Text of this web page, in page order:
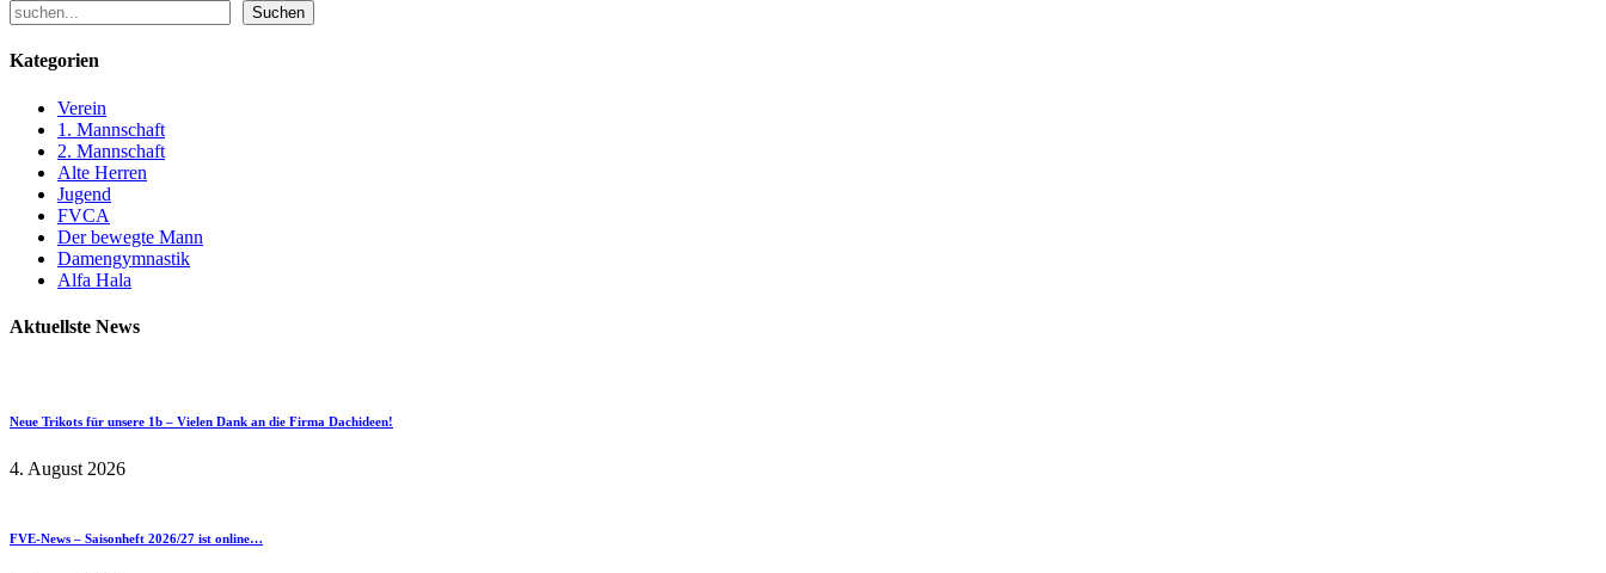
Suchen
Kategorien
Verein
1. Mannschaft
2. Mannschaft
Alte Herren
Jugend
FVCA
Der bewegte Mann
Damengymnastik
Alfa Hala
Aktuellste News
Neue Trikots für unsere 1b – Vielen Dank an die Firma Dachideen!
4. August 2026
FVE-News – Saisonheft 2026/27 ist online…